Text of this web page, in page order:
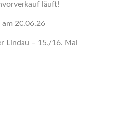
läuft!
20.06.26
Lindau – 15./16. Mai